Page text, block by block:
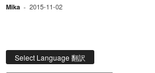
Mika - 2015-11-02
Select Language 翻訳